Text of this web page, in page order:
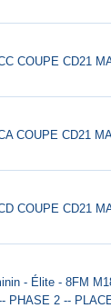
COUPE CD21
COUPE CD21
COUPE CD21
- Élite - 8FM
PHASE 2 --